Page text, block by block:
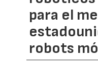
para el
robots